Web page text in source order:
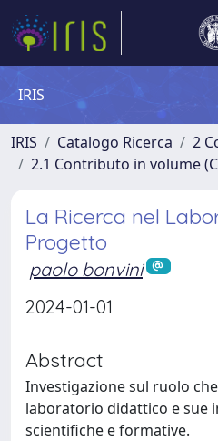
IRIS
IRIS Catalogo Ricerca
2
2.1 Contributo in volume
La Ricerca nel
Progetto
paolo bonvini
2024-01-01
Abstract
Investigazione sul ruolo
laboratorio didattico e sue
scientifiche e formative.